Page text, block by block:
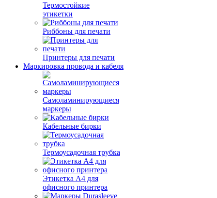
Термостойкие
этикетки
Риббоны для печати
Принтеры для печати
Маркировка провода и кабеля
Самоламинирующиеся
маркеры
Кабельные бирки
Термоусадочная трубка
Этикетка А4 для
офисного принтера